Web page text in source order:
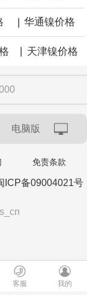
| 华通镍价格
| 天津镍价格
电脑版
免责条款
ICP备09004021号
客服 我的